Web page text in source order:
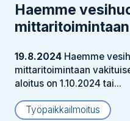
Haemme
mittaritoimintaan
19.8.2024 Haemme
mittaritoimintaan
aloitus on 1.10.2024 tai...
Työpaikkailmoitus